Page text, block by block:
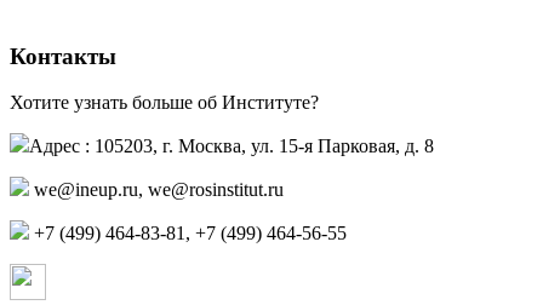
Контакты
Хотите узнать больше об Институте?
Адрес : 105203, г. Москва, ул. 15-я Парковая, д. 8
we@ineup.ru, we@rosinstitut.ru
+7 (499) 464-83-81, +7 (499) 464-56-55